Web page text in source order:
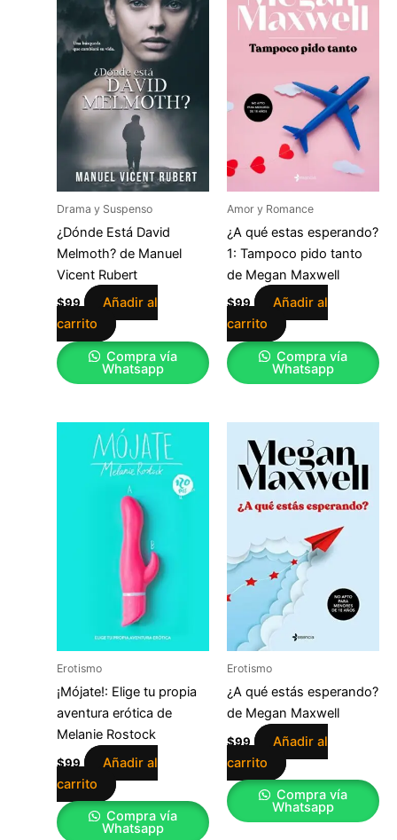
Drama y Suspenso
¿Dónde Está David
Melmoth? de Manuel
Vicent Rubert
$99
Añadir al
carrito
Compra vía
Whatsapp
Amor y Romance
¿A qué estas esperando?
1: Tampoco pido tanto
de Megan Maxwell
$99
Añadir al
carrito
Compra vía
Whatsapp
Erotismo
¡Mójate!: Elige tu propia
aventura erótica de
Melanie Rostock
$99
Añadir al
carrito
Compra vía
Whatsapp
Erotismo
¿A qué estás esperando?
de Megan Maxwell
$99
Añadir al
carrito
Compra vía
Whatsapp